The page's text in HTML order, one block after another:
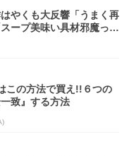
やくも大反響「うまく再
ープ美味い具材邪魔って
この方法で買え!!６つの
致』する方法